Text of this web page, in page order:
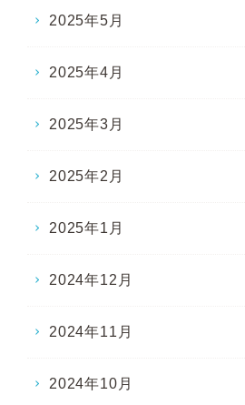
2025年5月
2025年4月
2025年3月
2025年2月
2025年1月
2024年12月
2024年11月
2024年10月